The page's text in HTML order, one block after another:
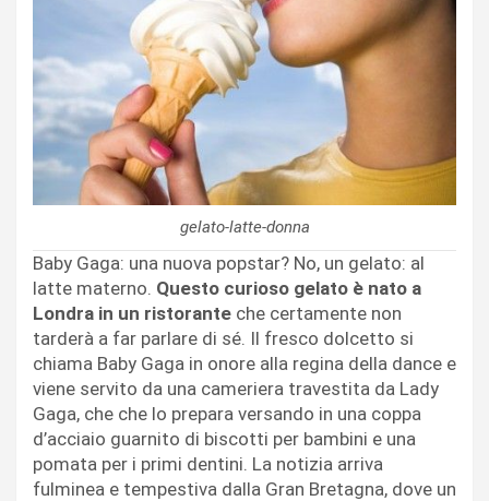
gelato-latte-donna
Baby Gaga: una nuova popstar? No, un gelato: al
latte materno. Questo curioso gelato è nato a
Londra in un ristorante che certamente non
tarderà a far parlare di sé. Il fresco dolcetto si
chiama Baby Gaga in onore alla regina della dance e
viene servito da una cameriera travestita da Lady
Gaga, che che lo prepara versando in una coppa
d’acciaio guarnito di biscotti per bambini e una
pomata per i primi dentini. La notizia arriva
fulminea e tempestiva dalla Gran Bretagna, dove un